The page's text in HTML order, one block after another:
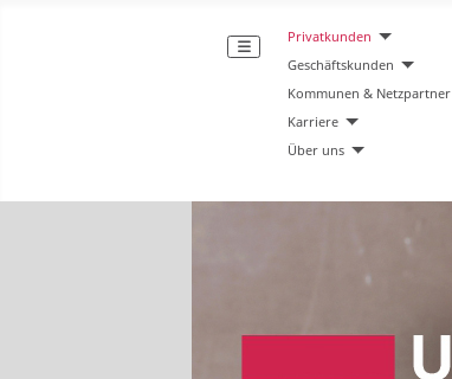
Privatkunden
Geschäftskunden
Kommunen & Netzpartner
Karriere
Über uns